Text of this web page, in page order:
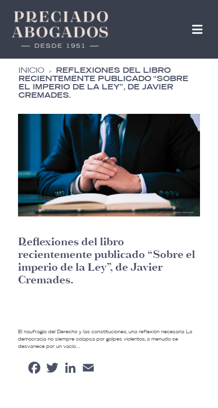
INICIO >
REFLEXIONES DEL LIBRO
RECIENTEMENTE PUBLICADO “SOBRE
EL IMPERIO DE LA LEY”, DE JAVIER
CREMADES.
Reflexiones del libro
recientemente publicado “Sobre el
imperio de la Ley”, de Javier
Cremades.
El naufragio del Derecho y las constituciones, una reflexión necesaria La
democracia no siempre colapsa por golpes violentos, a menudo se
desvanece por un vacío…
FacebookTwitter LinkedIn